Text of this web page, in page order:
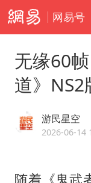
网易号
无缘60
道》
游民星空
2026-06-14
随着《鬼武